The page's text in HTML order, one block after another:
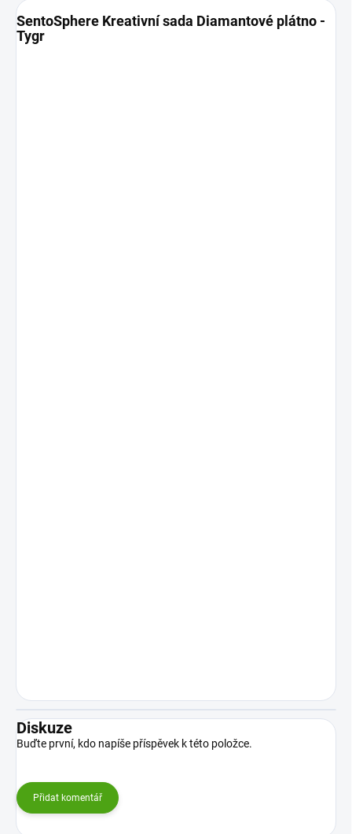
SentoSphere Kreativní sada Diamantové plátno -
Tygr
Diskuze
Buďte první, kdo napíše příspěvek k této položce.
Přidat komentář